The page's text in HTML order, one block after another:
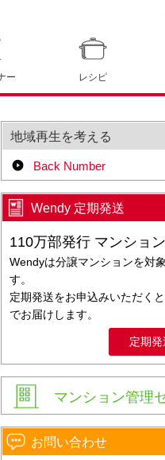
ー レシピ
地域再生を考える
Back Number
Wendy 定期発送
110万部発行 マンショ
Wendyは分譲マンションを対
す。
定期発送をお申込みいただく
でお届けします。
定期
マンション管理
お問い合わせ